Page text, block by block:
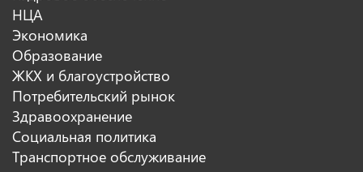
НЦА
Экономика
Образование
ЖКХ и благоустройство
Потребительский рынок
Здравоохранение
Социальная политика
Транспортное обслуживание